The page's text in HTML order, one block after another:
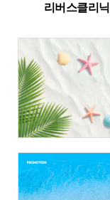
리버스클리